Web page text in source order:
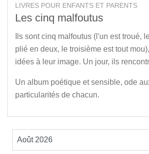
LIVRES POUR ENFANTS ET PARENTS
Les cinq malfoutus
Ils sont cinq malfoutus (l'un est troué,
plié en deux, le troisième est tout
idées à leur image. Un jour, ils
Un album poétique et sensible, ode
particularités de chacun.